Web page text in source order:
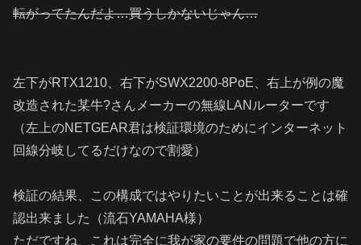
転がってたんだよ…買うしかないじゃん…
左下がRTX1210、右下がSWX2200-8PoE、右上が例の魔
改造された某牛?さんメーカーの無線LANルーターです
（左上のNETGEAR君は検証環境のためにインターネット
回線分岐してるだけなので割愛）
検証の結果、この構成ではやりたいことが出来ることは確
認出来ました（流石YAMAHA様）
ただですね、これは完全に我が家の要件の問題で他の方に